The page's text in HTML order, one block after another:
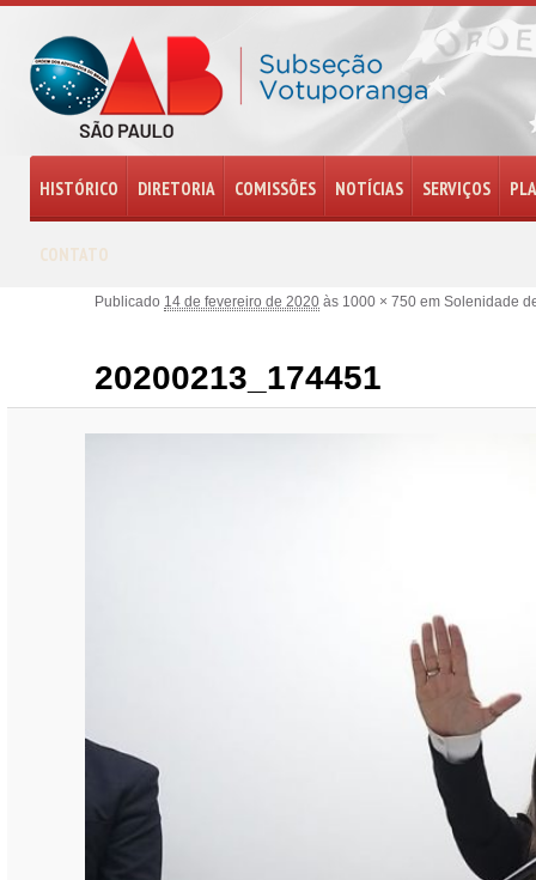
HISTÓRICO DIRETORIA COMISSÕES NOTÍCIAS SERVIÇOS
CONTATO
20200213_174451
Publicado 14 de fevereiro de 2020 às 1000 × 750 emSolenidade